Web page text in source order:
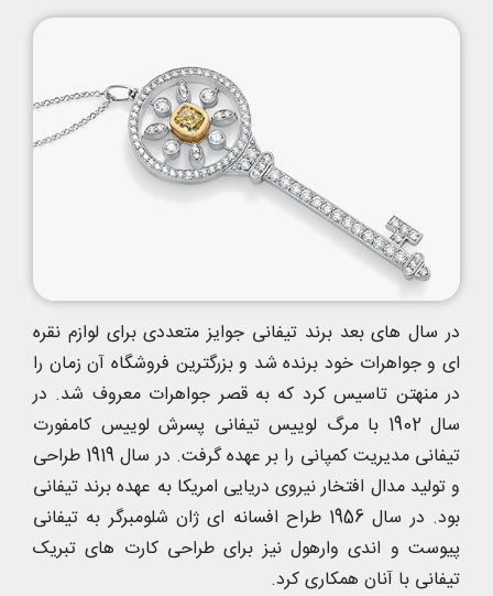
در سال های بعد برند تیفانی جوایز متعددی برای لوازم نقره
ای و جواهرات خود برنده شد و بزرگترین فروشگاه آن زمان را
در منهتن تاسیس کرد که به قصر جواهرات معروف شد. در
سال 1902 با مرگ لوییس تیفانی پسرش لوییس کامفورت
تیفانی مدیریت کمپانی را بر عهده گرفت. در سال 1919 طراحی
و تولید مدال افتخار نیروی دریایی امریکا به عهده برند تیفانی
بود. در سال 1956 طراح افسانه ای ژان شلومبرگر به تیفانی
پیوست و اندی وارهول نیز برای طراحی کارت های تبریک
تیفانی با آنان همکاری کرد.